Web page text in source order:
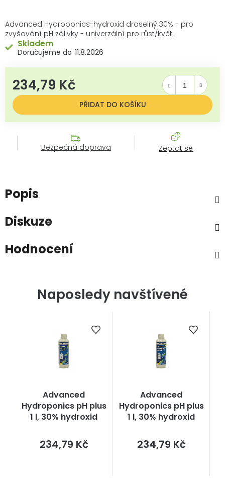
Advanced Hydroponics-hydroxid draselný 30% - pro
zvyšování pH zálivky - univerzální pro růst/květ.
Skladem
11.8.2026
234,79 Kč
PŘIDAT DO KOŠÍKU
Bezpečná doprava Zeptat se
Popis
Diskuze
Hodnocení
Naposledy navštívené
Advanced
Hydroponics pH plus
1 l, 30% hydroxid
234,79 KčMěrná
cena:
Advanced
Hydroponics pH plus
1 l, 30% hydroxid
234,79 KčMěrná
cena: